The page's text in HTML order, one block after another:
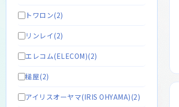
トワロン(2)
リンレイ(2)
エレコム(ELECOM)(2)
槌屋(2)
アイリスオーヤマ(IRIS OHYAMA)(2)